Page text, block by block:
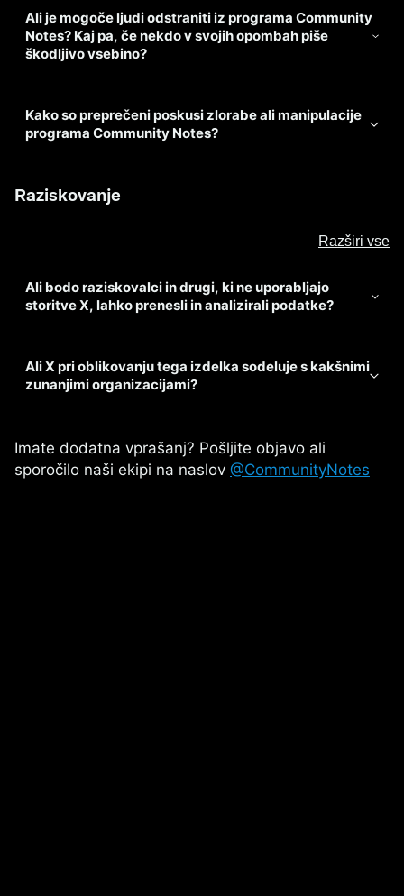
Ali je mogoče ljudi odstraniti iz programa Community
Notes? Kaj pa, če nekdo v svojih opombah piše
škodljivo vsebino?
Kako so preprečeni poskusi zlorabe ali manipulacije
programa Community Notes?
Raziskovanje
Razširi vse
Ali bodo raziskovalci in drugi, ki ne uporabljajo
storitve X, lahko prenesli in analizirali podatke?
Ali X pri oblikovanju tega izdelka sodeluje s kakšnimi
zunanjimi organizacijami?
Imate dodatna vprašanj? Pošljite objavo ali
sporočilo naši ekipi na naslov @CommunityNotes